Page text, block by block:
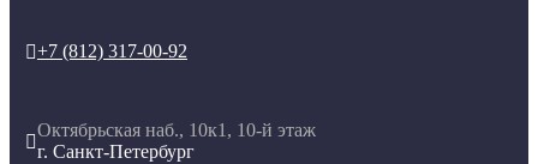
+7 (812) 317-00-92

Октябрьская наб., 10к1, 10-й этаж
г. Санкт-Петербург